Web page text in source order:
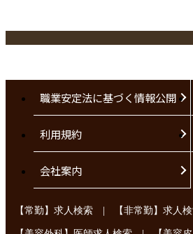
職業安定法に基づく情報公開
利用規約
会社案内
【常勤】求人検索 | 【非常勤】求人